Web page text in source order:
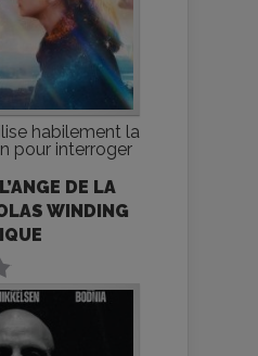
habilement la
pour interroger
DE LA
WINDING